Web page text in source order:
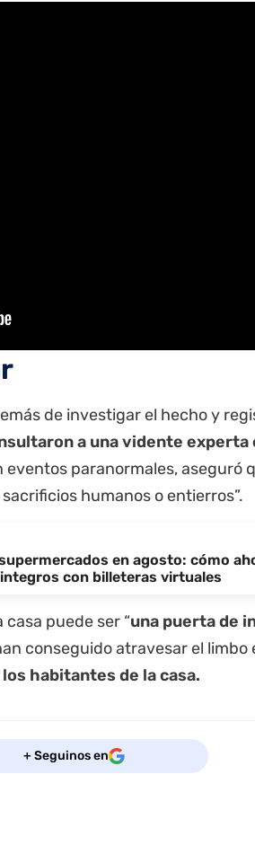
de investigar el hecho y
a una vidente experta
eventos paranormales, aseguró
humanos o entierros”.
en agosto: cómo
con billeteras virtuales
puede ser “una puerta de
conseguido atravesar el limbo
habitantes de la casa.
+ Seguinos en